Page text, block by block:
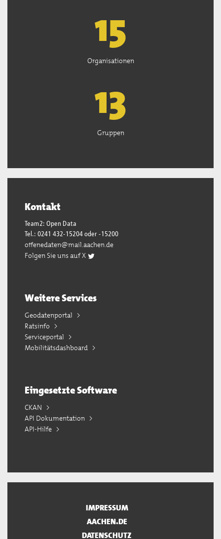
15
Organisationen
13
Gruppen
Kontakt
Team2: Open Data
Tel.: 0241 432-15204 oder -15200
offenedaten@mail.aachen.de
Folgen Sie uns auf X
Weitere Services
Geodatenportal
Ratsinfo
Serviceportal
Mobilitätsdashboard
Eingesetzte Software
CKAN
API Dokumentation
API-Hilfe
IMPRESSUM
AACHEN.DE
DATENSCHUTZ